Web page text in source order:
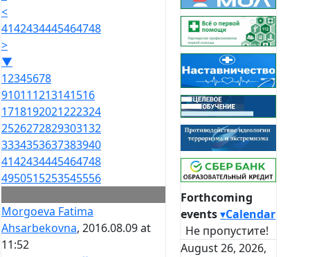
<
4142434445464748
>
▼
12345678
910111213141516
1718192021222324
2526272829303132
3334353637383940
4142434445464748
4950515253545556
Morgoeva Fatima
Ahsarbekovna, 2016.08.09 at
11:52
Forthcoming
events▾Calendar
Не пропустите!
August 26, 2026,